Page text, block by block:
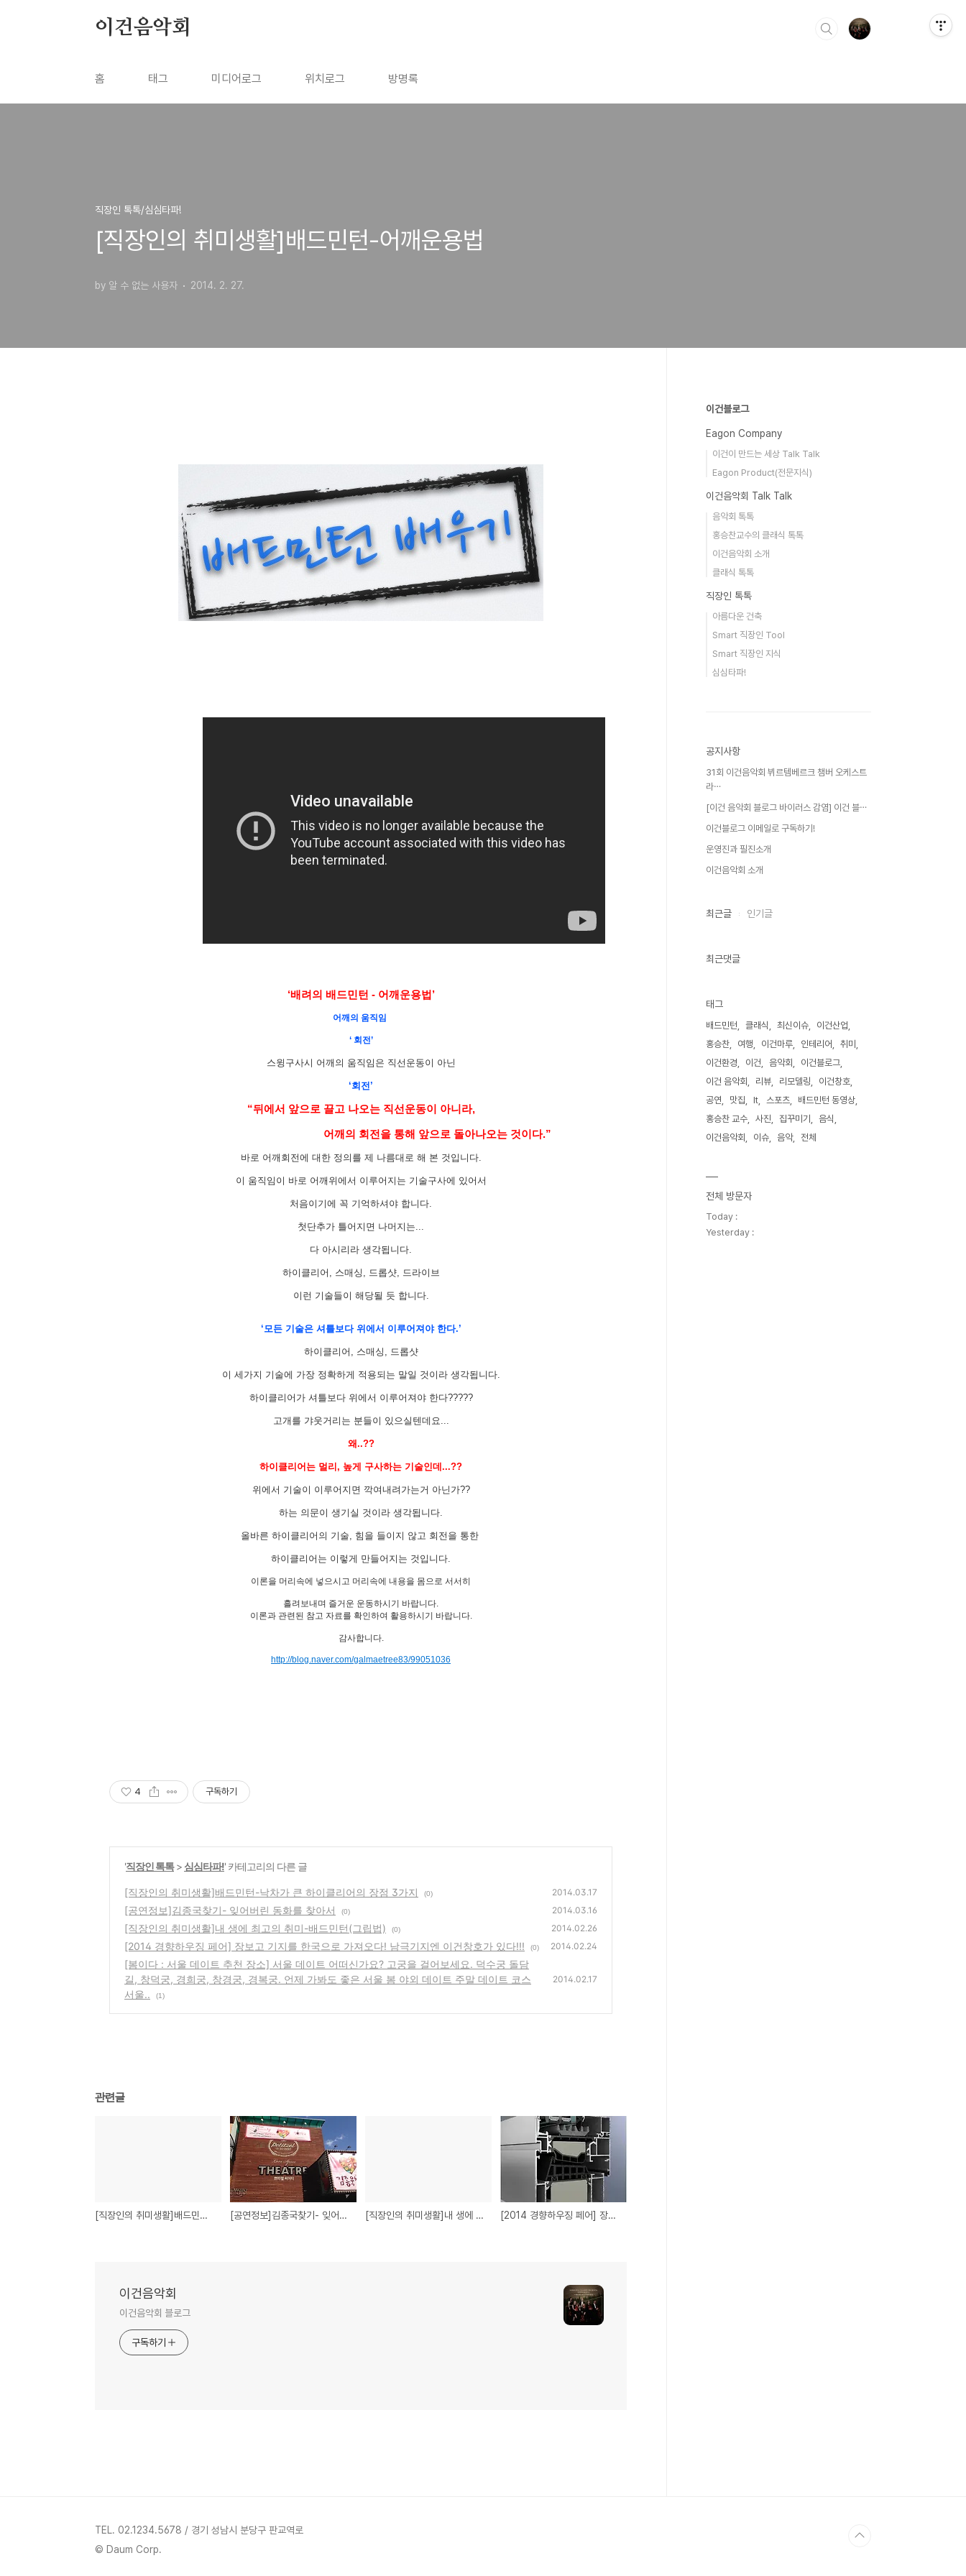
이건음악회
홈 태그 미디어로그 위치로그 방명록
직장인 톡톡/심심타파!
[직장인의 취미생활]배드민턴-어깨운용법
by 알 수 없는 사용자 2014. 2. 27.
‘배려의 배드민턴 - 어깨운용법’
어깨의 움직임
‘ 회전’
스윙구사시 어깨의 움직임은 직선운동이 아닌
‘회전’
“뒤에서 앞으로 끌고 나오는 직선운동이 아니라,
어깨의 회전을 통해 앞으로 돌아나오는 것이다.”
바로 어깨회전에 대한 정의를 제 나름대로 해 본 것입니다.
이 움직임이 바로 어깨위에서 이루어지는 기술구사에 있어서
처음이기에 꼭 기억하셔야 합니다.
첫단추가 틀어지면 나머지는...
다 아시리라 생각됩니다.
하이클리어, 스매싱, 드롭샷, 드라이브
이런 기술들이 해당될 듯 합니다.
‘모든 기술은 셔틀보다 위에서 이루어져야 한다.’
하이클리어, 스매싱, 드롭샷
이 세가지 기술에 가장 정확하게 적용되는 말일 것이라 생각됩니다.
하이클리어가 셔틀보다 위에서 이루어져야 한다?????
고개를 갸웃거리는 분들이 있으실텐데요...
왜..??
하이클리어는 멀리, 높게 구사하는 기술인데...??
위에서 기술이 이루어지면 깍여내려가는거 아닌가??
하는 의문이 생기실 것이라 생각됩니다.
올바른 하이클리어의 기술, 힘을 들이지 않고 회전을 통한
하이클리어는 이렇게 만들어지는 것입니다.
이론을 머리속에 넣으시고 머리속에 내용을 몸으로 서서히
흘려보내며 즐거운 운동하시기 바랍니다.
이론과 관련된 참고 자료를 확인하여 활용하시기 바랍니다.
감사합니다.
http://blog.naver.com/galmaetree83/99051036
4 구독하기
'직장인 톡톡> 심심타파!' 카테고리의 다른 글
[직장인의 취미생활]배드민턴-낙차가 큰 하이클리어의 장점 3가지 (0) 2014.03.17
[공연정보]김종국찾기- 잊어버린 동화를 찾아서 (0) 2014.03.16
[직장인의 취미생활]내 생에 최고의 취미-배드민턴(그립법) (0) 2014.02.26
[2014 경향하우징 페어] 장보고 기지를 한국으로 가져오다! 남극기지엔 이건창호가 있다!!! (0) 2014.02.24
[봄이다 : 서울 데이트 추천 장소] 서울 데이트 어떠신가요? 고궁을 걸어보세요. 덕수궁 돌담
길, 창덕궁, 경희궁, 창경궁, 경복궁. 언제 가봐도 좋은 서울 봄 야외 데이트 주말 데이트 코스
서울..
(1)
2014.02.17
관련글
[직장인의 취미생활]배드민턴-낙차가 큰 하이클리어의 장점 3가지 [공연정보]김종국찾기- 잊어버린 동화를 찾아서 [직장인의 취미생활]내 생에 최고의 취미-배드민턴(그립법) [2014 경향하우징 페어] 장보고 기지를 한국으로 가져오다! 남극기지엔 이건창호가 있다!!!
이건음악회
이건음악회 블로그
구독하기
이건블로그
Eagon Company
이건이 만드는 세상 Talk Talk
Eagon Product(전문지식)
이건음악회 Talk Talk
음악회 톡톡
홍승찬교수의 클래식 톡톡
이건음악회 소개
클래식 톡톡
직장인 톡톡
아름다운 건축
Smart 직장인 Tool
Smart 직장인 지식
심심타파!
공지사항
31회 이건음악회 뷔르템베르크 챔버 오케스트
라⋯
[이건 음악회 블로그 바이러스 감염] 이건 블⋯
이건블로그 이메일로 구독하기!
운영진과 필진소개
이건음악회 소개
최근글 인기글
최근댓글
태그
배드민턴 클래식 최신이슈
이건산업
홍승찬
여행 이건마루 인테리어
취미
이건환경
이건 음악회
이건블로그
이건 음악회
리뷰 리모델링
이건창호
공연
맛집 It 스포츠
배드민턴 동영상
홍승찬 교수
사진 집꾸미기
음식
이건음악회
이슈 음악 전체
전체 방문자
Today :
Yesterday :
TEL. 02.1234.5678 / 경기 성남시 분당구 판교역로
© Daum Corp.